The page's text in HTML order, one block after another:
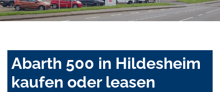
Abarth 500 in Hildesheim
kaufen oder leasen